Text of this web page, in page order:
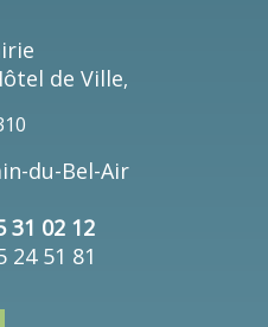
de Ville,
du-Bel-Air
31 02 12
24 51 81